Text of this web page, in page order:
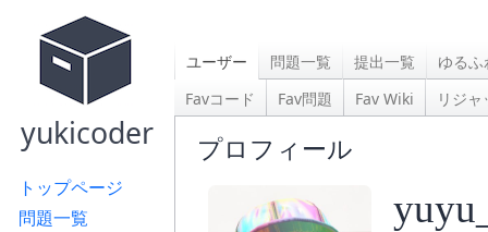
yukicoder
トップページ
問題一覧
ユーザー 問題一覧 提出一覧
ゆる
Favコード
Fav問題 Fav Wiki リジ
プロフィール